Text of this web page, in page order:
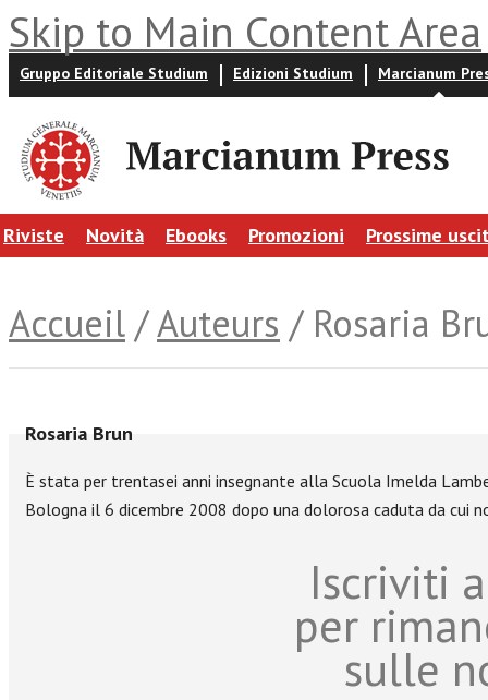
Skip to Main Content Area
Gruppo Editoriale Studium Edizioni Studium Marcianum
Riviste Novità Ebooks Promozioni Prossime
Accueil /Auteurs / Rosaria
Rosaria Brun
È stata per trentasei anni insegnante alla Scuola Imelda
Bologna il 6 dicembre 2008 dopo una dolorosa caduta da cui
Iscriviti
per
sulle